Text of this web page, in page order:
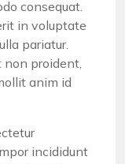
consequat.
in voluptate
pariatur.
non proident,
anim id
incididunt